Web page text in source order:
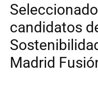
candidatos
Madrid